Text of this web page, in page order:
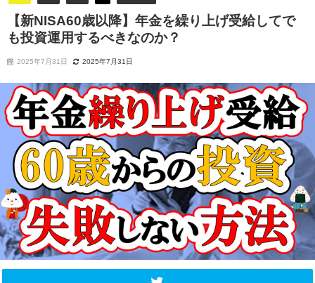
【新NISA60歳以降】年金を繰り上げ受給してで
も投資運用するべきなのか？
2025年7月31日 2025年7月31日